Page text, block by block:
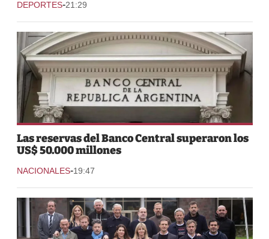
DEPORTES-21:29
Las reservas del Banco Central superaron los
US$ 50.000 millones
NACIONALES-19:47